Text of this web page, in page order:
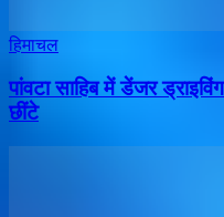
हिमाचल
पांवटा साहिब में डेंजर
छींटे